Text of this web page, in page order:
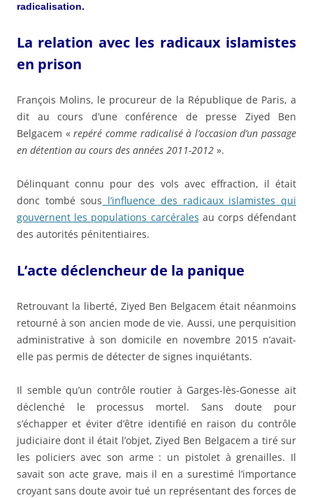
radicalisation.
La relation avec les radicaux islamistes
en prison
François Molins, le procureur de la République de Paris, a
dit au cours d’une conférence de presse Ziyed Ben
Belgacem «repéré comme radicalisé à l’occasion d’un passage
en détention au cours des années 2011-2012 ».
Délinquant connu pour des vols avec effraction, il était
donc tombé sous l’influence des radicaux islamistes qui
gouvernent les populations carcérales au corps défendant
des autorités pénitentiaires.
L’acte déclencheur de la panique
Retrouvant la liberté, Ziyed Ben Belgacem était néanmoins
retourné à son ancien mode de vie. Aussi, une perquisition
administrative à son domicile en novembre 2015 n’avait-
elle pas permis de détecter de signes inquiétants.
Il semble qu’un contrôle routier à Garges-lès-Gonesse ait
déclenché le processus mortel. Sans doute pour
s’échapper et éviter d’être identifié en raison du contrôle
judiciaire dont il était l’objet, Ziyed Ben Belgacem a tiré sur
les policiers avec son arme : un pistolet à grenailles. Il
savait son acte grave, mais il en a surestimé l’importance
croyant sans doute avoir tué un représentant des forces de